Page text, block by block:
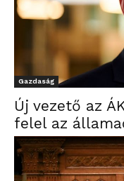
Gazdaság
Új vezető az
felel az